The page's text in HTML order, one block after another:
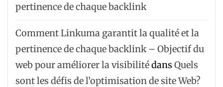
pertinence de chaque backlink
Comment Linkuma garantit la qualité et la
pertinence de chaque backlink – Objectif du
web pour améliorer la visibilitédans Quels
sont les défis de l’optimisation de site Web?